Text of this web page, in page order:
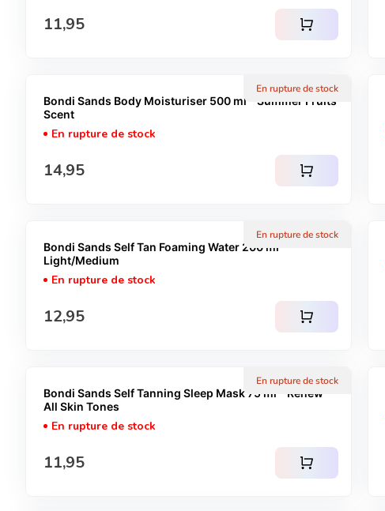
Prix normal
11,95 shopping_cart
En rupture de stock
Bondi Sands Body Moisturiser 500 ml - Summer Fruits
Scent
En rupture de stock
Prix normal
14,95 shopping_cart
En rupture de stock
Bondi Sands Self Tan Foaming Water 200 ml -
Light/Medium
En rupture de stock
Prix normal
12,95 shopping_cart
En rupture de stock
Bondi Sands Self Tanning Sleep Mask 75 ml - Renew
All Skin Tones
En rupture de stock
Prix normal
11,95 shopping_cart